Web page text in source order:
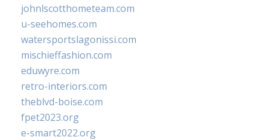
johnlscotthometeam.com
u-seehomes.com
watersportslagonissi.com
mischieffashion.com
eduwyre.com
retro-interiors.com
theblvd-boise.com
fpet2023.org
e-smart2022.org